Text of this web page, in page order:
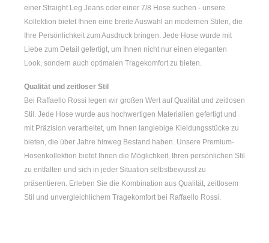
einer Straight Leg Jeans oder einer 7/8 Hose suchen - unsere
Kollektion bietet Ihnen eine breite Auswahl an modernen Stilen, die
Ihre Persönlichkeit zum Ausdruck bringen. Jede Hose wurde mit
Liebe zum Detail gefertigt, um Ihnen nicht nur einen eleganten
Look, sondern auch optimalen Tragekomfort zu bieten.
Qualität und zeitloser Stil
Bei Raffaello Rossi legen wir großen Wert auf Qualität und zeitlosen
Stil. Jede Hose wurde aus hochwertigen Materialien gefertigt und
mit Präzision verarbeitet, um Ihnen langlebige Kleidungsstücke zu
bieten, die über Jahre hinweg Bestand haben. Unsere Premium-
Hosenkollektion bietet Ihnen die Möglichkeit, Ihren persönlichen Stil
zu entfalten und sich in jeder Situation selbstbewusst zu
präsentieren. Erleben Sie die Kombination aus Qualität, zeitlosem
Stil und unvergleichlichem Tragekomfort bei Raffaello Rossi.